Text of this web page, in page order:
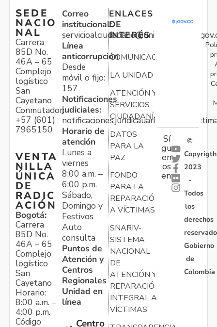
SEDE
NACIO
NAL
Carrera
85D No.
46A – 65
Complejo
logístico
San
Cayetano
Conmutador:
+57 (601)
7965150
VENTA
NILLA
ÚNICA
DE
RADIC
ACIÓN
Bogotá:
Carrera
85D No.
46A – 65
Complejo
logístico
San
Cayetano
Horario:
8:00 a.m. –
4:00 p.m.
Código
Correo
institucional:
Línea
anticorrupción:
Desde
móvil o fijo:
157
Notificaciones
judiciales:
Horario de
atención
Lunes a
viernes
8:00 a.m. –
6:00 p.m.
Sábado,
Domingo y
Festivos
Auto
consulta
Puntos de
Atención y
Centros
Regionales
Unidad en
línea
Centro
ENLACES
DE
INTERÉS
COMUNICACIONES
LA UNIDAD
ATENCIÓN Y
SERVICIOS
CIUDADANÍA
DATOS
PARA LA
PAZ
FONDO
PARA LA
REPARACIÓN
A VÍCTIMAS
SNARIV-
SISTEMA
NACIONAL
DE
ATENCIÓN Y
REPARACIÓN
INTEGRAL A
VÍCTIMAS
Sí
gu
en
os
en:
©
Copyrigth
2023
-
Todos
los
derechos
Gobierno
de
Colombia